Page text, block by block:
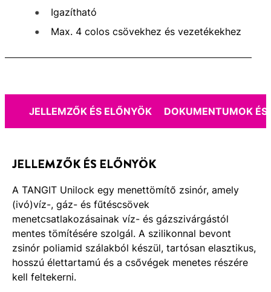
Igazítható
Max. 4 colos csövekhez és vezetékekhez
JELLEMZŐK ÉS ELŐNYÖK DOKUMENTUMOK ÉS
JELLEMZŐK ÉS ELŐNYÖK
A TANGIT Unilock egy menettömítő zsinór, amely
(ivó)víz-, gáz- és fűtéscsövek
menetcsatlakozásainak víz- és gázszivárgástól
mentes tömítésére szolgál. A szilikonnal bevont
zsinór poliamid szálakból készül, tartósan elasztikus,
hosszú élettartamú és a csővégek menetes részére
kell feltekerni.